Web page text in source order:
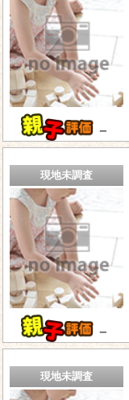
－
現地未調査
－
現地未調査